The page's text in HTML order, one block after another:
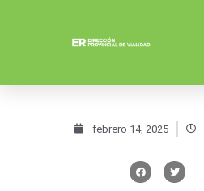
febrero 14, 2025